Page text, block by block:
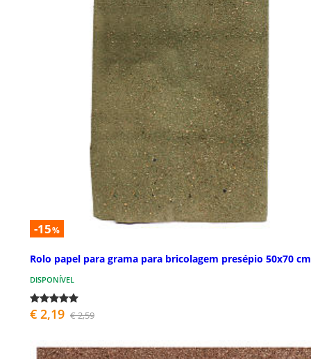
-15%
Rolo papel para grama para bricolagem presépio 50x70 cm
DISPONÍVEL
€ 2,19 € 2,59